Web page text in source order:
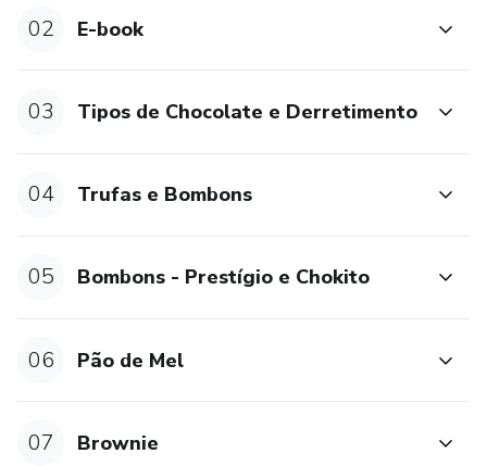
02 E-book
03 Tipos de Chocolate e Derretimento
04 Trufas e Bombons
05 Bombons - Prestígio e Chokito
06 Pão de Mel
07 Brownie